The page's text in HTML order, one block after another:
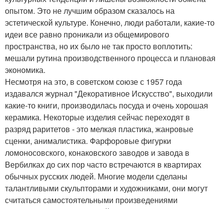
опытом. Это не лучшим образом сказалось на
эстетической культуре. Конечно, люди работали, какие-то
идеи все равно проникали из общемирового
пространства, но их было не так просто воплотить:
мешали рутина производственного процесса и плановая
экономика.
Несмотря на это, в советском союзе с 1957 года
издавался журнал "Декоративное Искусство", выходили
какие-то книги, производилась посуда и очень хорошая
керамика. Некоторые изделия сейчас переходят в
разряд раритетов - это мелкая пластика, жанровые
сценки, анималистика. Фарфоровые фигурки
ломоносовского, конаковского заводов и завода в
Вербилках до сих пор часто встречаются в квартирах
обычных русских людей. Многие модели сделаны
талантливыми скульпторами и художниками, они могут
считаться самостоятельными произведениями